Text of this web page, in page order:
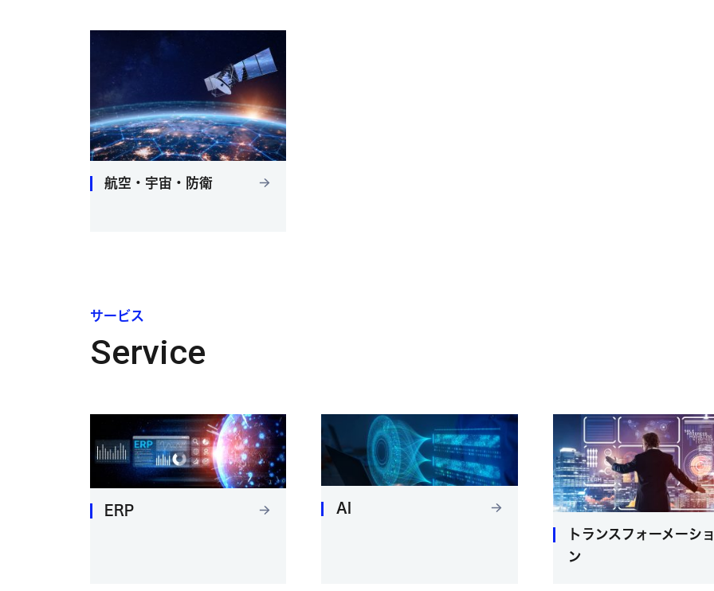
航空・宇宙・防衛
サービス
Service
ERP
AI
トランスフォーメーシ
ン